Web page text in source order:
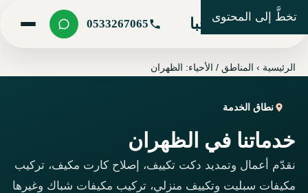
تخطَّ إلى المحتوى
شركة مرحبا 0533267065
الرئيسية ›المناطق / الأحياء: الظهران
نطاق الخدمة
خدماتنا في الظهران
نقدّم أعمال وتمديد دكت تكييف، إصلاح كارت مكيف، تركيب
مكيفات سبليت وتكييف منزلي، تركيب مكيفات شباك وغيرها